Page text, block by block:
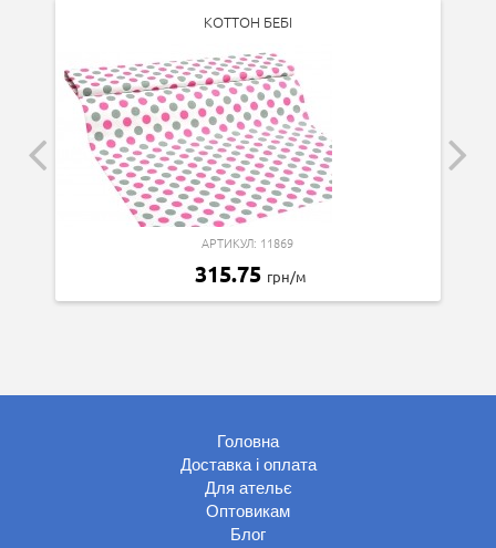
КОТТОН БЕБІ
АРТИКУЛ: 11869
315.75 грн/м
Головна
Доставка і оплата
Для ательє
Оптовикам
Блог